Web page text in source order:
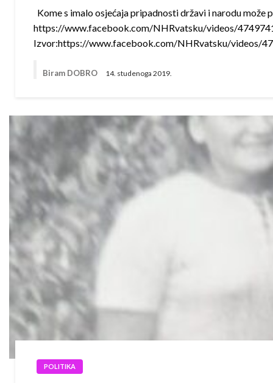
Kome s imalo osjećaja pripadnosti državi i narodu
https://www.facebook.com/NHRvatsku/videos/
Izvor:https://www.facebook.com/NHRvatsku/
Biram DOBRO 14. studenoga 2019.
POLITIKA